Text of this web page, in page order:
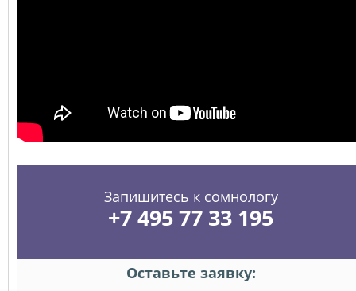
Запишитесь к сомнологу
+7 495 77 33 195
Оставьте заявку: